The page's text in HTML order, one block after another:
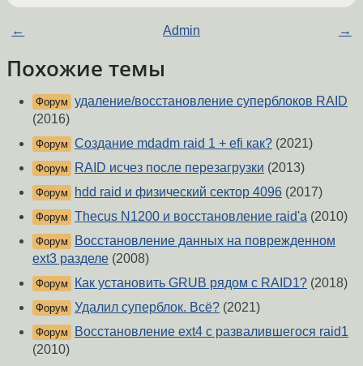
← Admin →
Похожие темы
Форум удаление/восстановление суперблоков RAID
(2016)
Форум Создание mdadm raid 1 + efi как? (2021)
Форум RAID исчез после перезагрузки (2013)
Форум hdd raid и физический сектор 4096 (2017)
Форум Thecus N1200 и восстановление raid'a (2010)
Форум
Восстановление данных на поврежденном
ext3 разделе (2008)
Форум Как установить GRUB рядом с RAID1? (2018)
Форум Удалил суперблок. Всё? (2021)
Форум
Восстановление ext4 c развалившегося raid1
(2010)